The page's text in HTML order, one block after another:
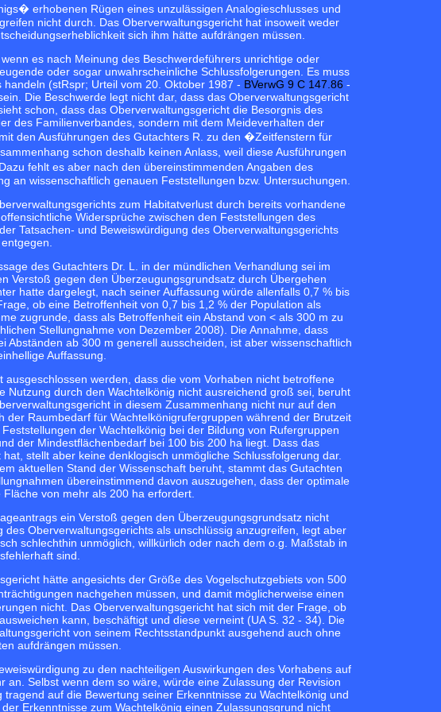
erhobenen Rügen eines unzulässigen Analogieschlusses und
nicht durch. Das Oberverwaltungsgericht hat insoweit weder
sich ihm hätte aufdrängen müssen.
es nach Meinung des Beschwerdeführers unrichtige oder
oder sogar unwahrscheinliche Schlussfolgerungen. Es muss
(stRspr; Urteil vom 20. Oktober 1987 - BVerwG 9 C 147.86 -
Die Beschwerde legt nicht dar, dass das Oberverwaltungsgericht
schon, dass das Oberverwaltungsgericht die Besorgnis des
des Familienverbandes, sondern mit dem Meideverhalten der
den Ausführungen des Gutachters R. zu den �Zeitfenstern für
schon deshalb keinen Anlass, weil diese Ausführungen
fehlt es aber nach den übereinstimmenden Angaben des
an wissenschaftlich genauen Feststellungen bzw. Untersuchungen.
zum Habitatverlust durch bereits vorhandene
Widersprüche zwischen den Feststellungen des
Tatsachen- und Beweiswürdigung des Oberverwaltungsgerichts
des Gutachters Dr. L. in der mündlichen Verhandlung sei im
Verstoß gegen den Überzeugungsgrundsatz durch Übergehen
hatte dargelegt, nach seiner Auffassung würde allenfalls 0,7 % bis
ob eine Betroffenheit von 0,7 bis 1,2 % der Population als
zugrunde, dass als Betroffenheit ein Abstand von < als 300 m zu
Stellungnahme von Dezember 2008). Die Annahme, dass
ab 300 m generell ausscheiden, ist aber wissenschaftlich
Auffassung.
werden, dass die vom Vorhaben nicht betroffene
durch den Wachtelkönig nicht ausreichend groß sei, beruht
in diesem Zusammenhang nicht nur auf den
Raumbedarf für Wachtelkönigrufergruppen während der Brutzeit
der Wachtelkönig bei der Bildung von Rufergruppen
der Mindestflächenbedarf bei 100 bis 200 ha liegt. Dass das
stellt aber keine denklogisch unmögliche Schlussfolgerung dar.
aktuellen Stand der Wissenschaft beruht, stammt das Gutachten
übereinstimmend davon auszugehen, dass der optimale
von mehr als 200 ha erfordert.
ein Verstoß gegen den Überzeugungsgrundsatz nicht
Oberverwaltungsgerichts als unschlüssig anzugreifen, legt aber
schlechthin unmöglich, willkürlich oder nach dem o.g. Maßstab in
sind.
hätte angesichts der Größe des Vogelschutzgebiets von 500
nachgehen müssen, und damit möglicherweise einen
nicht. Das Oberverwaltungsgericht hat sich mit der Frage, ob
kann, beschäftigt und diese verneint (UA S. 32 - 34). Die
von seinem Rechtsstandpunkt ausgehend auch ohne
aufdrängen müssen.
zu den nachteiligen Auswirkungen des Vorhabens auf
Selbst wenn dem so wäre, würde eine Zulassung der Revision
auf die Bewertung seiner Erkenntnisse zu Wachtelkönig und
Erkenntnisse zum Wachtelkönig einen Zulassungsgrund nicht